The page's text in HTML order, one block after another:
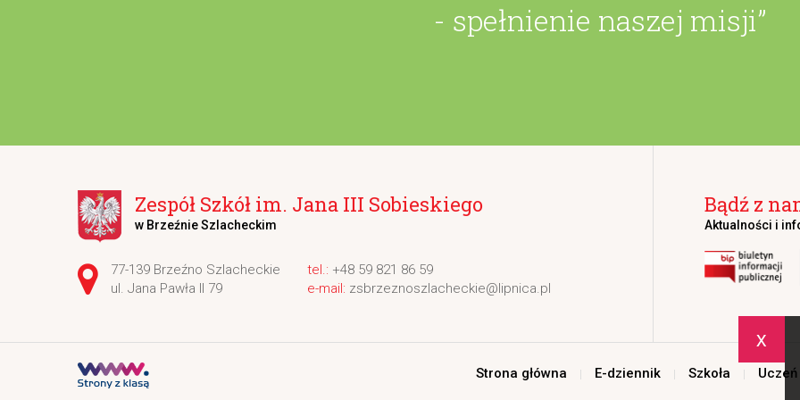
x
- spełnienie naszej misji”
Zespół Szkół im. Jana III Sobieskiego
w Brzeźnie Szlacheckim
Adres pocztowy:
77-139 Brzeźno Szlacheckie
ul. Jana Pawła II 79
+48 59 821 86 59
zsbrzeznoszlacheckie@lipnica.pl
Bądź z
Aktualności i
Strona główna E-dziennik Szkoła Uczeń